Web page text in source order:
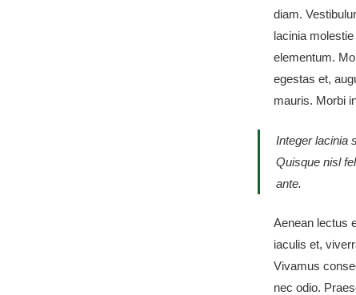
diam.
lacinia
elementum.
egestas et,
mauris. Morbi
Integer lacinia
Quisque nisl
ante.
Aenean lectus
iaculis et,
Vivamus
nec odio.